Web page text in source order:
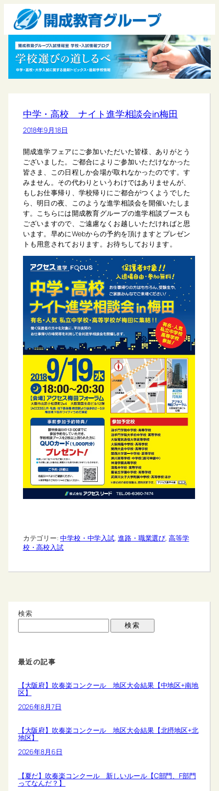
中学・高校 ナイト進学相談会in梅田
2018年9月18日
開成進学フェアにご参加いただいた皆様、ありがとう
ございました。ご都合によりご参加いただけなかった
皆さま、この日程しか会場が取れなかったのです。す
みません。その代わりというわけではありませんが、
もしお仕事帰り、学校帰りにご都合がつくようでした
ら、明日の夜、このような進学相談会を開催いたしま
す。こちらには開成教育グループの進学相談ブースも
ございますので、ご遠慮なくお越しいただければと思
います。早めにWebからの予約を頂けますとプレゼン
トも用意されております。お待ちしております。
カテゴリー: 中学校・中学入試, 進路・職業選び, 高等学
校・高校入試
検索
検索
最近の記事
【大阪府】吹奏楽コンクール 地区大会結果【中地区+南地
区】
2026年8月7日
【大阪府】吹奏楽コンクール 地区大会結果【北摂地区+北
地区】
2026年8月6日
【夏だ】吹奏楽コンクール 新しいルール【C部門、F部門
ってなんだ？】